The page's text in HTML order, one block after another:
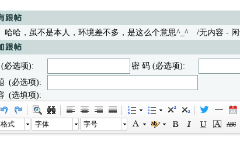
哈哈，虽不是本人，环境差不多，是这么个意思^_^/无内容 - 闲
必选项): 密 码 (必选项):
(必选项):
(选填项):
式 字体 字号